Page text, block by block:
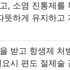
, 소염 진통제를
뜻하게 유지하고
받고 항생제 처
시 편도 절제술